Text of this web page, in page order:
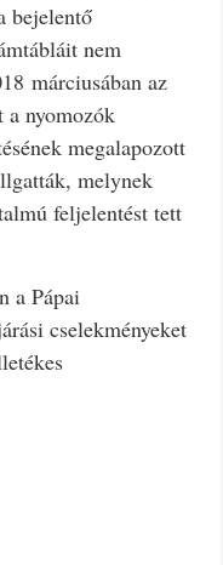
bejelentő
nem
márciusában az
a nyomozók
megalapozott
melynek
feljelentést tett
a Pápai
cselekményeket